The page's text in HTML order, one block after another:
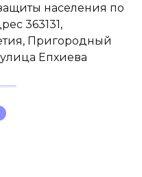
населения по
363131,
Пригородный
Епхиева